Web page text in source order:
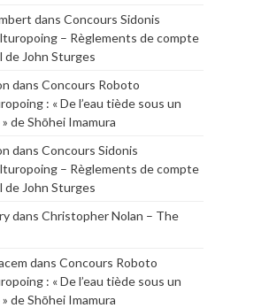
dans Concours Sidonis
– Règlements de compte
de John Sturges
dans Concours Roboto
: « De l’eau tiède sous un
de Shōhei Imamura
dans Concours Sidonis
– Règlements de compte
de John Sturges
dans Christopher Nolan – The
dans Concours Roboto
: « De l’eau tiède sous un
de Shōhei Imamura